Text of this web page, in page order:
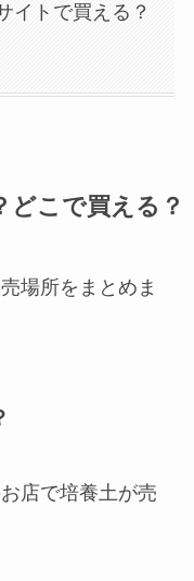
イトで買える？
どこで買える？
場所をまとめま
店で培養土が売